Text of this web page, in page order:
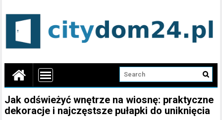
Jak odświeżyć wnętrze na wiosnę: praktyczne
dekoracje i najczęstsze pułapki do uniknięcia